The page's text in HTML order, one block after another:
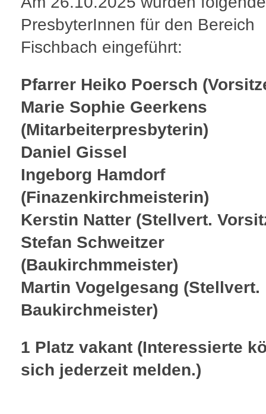
PresbyterInnen für den Bereich
Fischbach eingeführt:
Pfarrer Heiko Poersch
Marie Sophie Geerkens
(Mitarbeiterpresbyterin)
Daniel Gissel
Ingeborg Hamdorf
(Finazenkirchmeisterin)
Kerstin Natter (Stellvert.
Stefan Schweitzer
(Baukirchmmeister)
Martin Vogelgesang (Stellvert.
Baukirchmeister)
1 Platz vakant (Interessierte
sich jederzeit melden.)